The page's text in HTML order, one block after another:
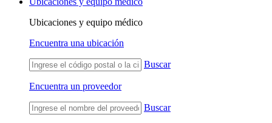
Ubicaciones y equipo médico
Encuentra una ubicación
Buscar
Encuentra un proveedor
Buscar